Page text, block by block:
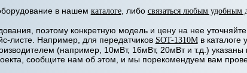
в нашем каталоге, либо связаться любым удобным
поэтому конкретную модель и цену на нее
листе. Например, для передатчиков SOT-1310Mв каталоге
(например, 10мВт, 16мВт, 20мВт и т.д.)
сообщите нам об этом, и мы порекомендуем вам